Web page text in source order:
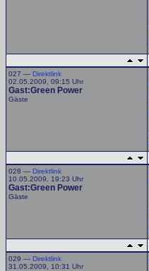
027 — Direktlink
02.05.2009, 09:15 Uhr
Gast:Green Power
Gäste
028 — Direktlink
10.05.2009, 19:23 Uhr
Gast:Green Power
Gäste
029 — Direktlink
31.05.2009, 10:31 Uhr